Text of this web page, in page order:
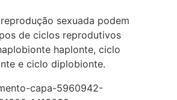
sexuada podem
de ciclos reprodutivos
haplonte, ciclo
e ciclo diplobionte.